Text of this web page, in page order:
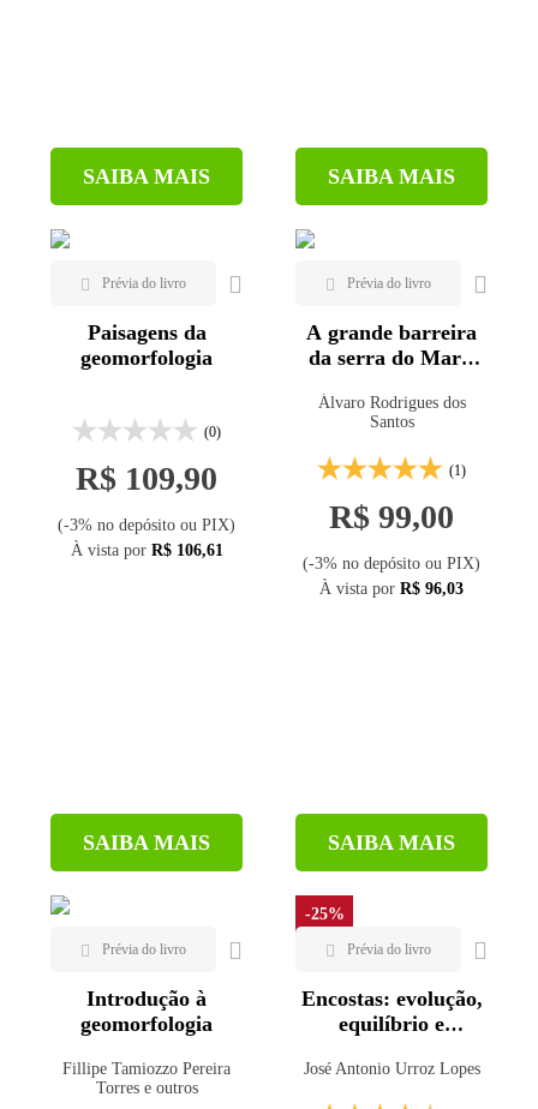
SAIBA MAIS SAIBA MAIS
Paisagens da
geomorfologia
(0)
R$ 109,90
(-3% no depósito ou PIX)
À vista por R$ 106,61
SAIBA MAIS
A grande barreira
da serra do Mar -
Álvaro Rodrigues dos
Santos
(1)
R$ 99,00
(-3% no depósito ou PIX)
À vista por R$ 96,03
SAIBA MAIS
Introdução à
geomorfologia
Fillipe Tamiozzo Pereira
Torres e outros
-25%
Encostas: evolução,
equilíbrio e
ocupação - 2ª ed.
José Antonio Urroz Lopes